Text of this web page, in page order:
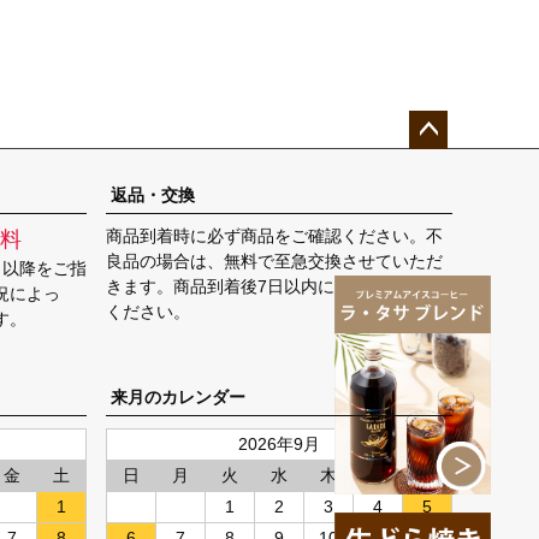
ップ
へ
降をご指
によっ
返品・交換
商品到着時に必ず商品をご確認ください。不
良品の場合は、無料で至急交換させていただ
きます。商品到着後7日以内に弊社までご返送
ください。
金
土
1
来月のカレンダー
2026年9月
日
月 火 水 木 金
土
1
2 3 4
5